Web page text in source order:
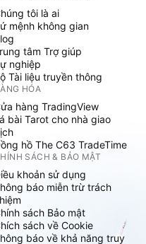
tôi là ai
mệnh không gian
tâm Trợ giúp
nghiệp
Tài liệu truyền thông
HÓA
hàng TradingView
bài Tarot cho nhà giao
hồ The C63 TradeTime
SÁCH & BẢO MẬT
khoản sử dụng
báo miễn trừ trách
sách Bảo mật
sách về Cookie
báo về khả năng truy